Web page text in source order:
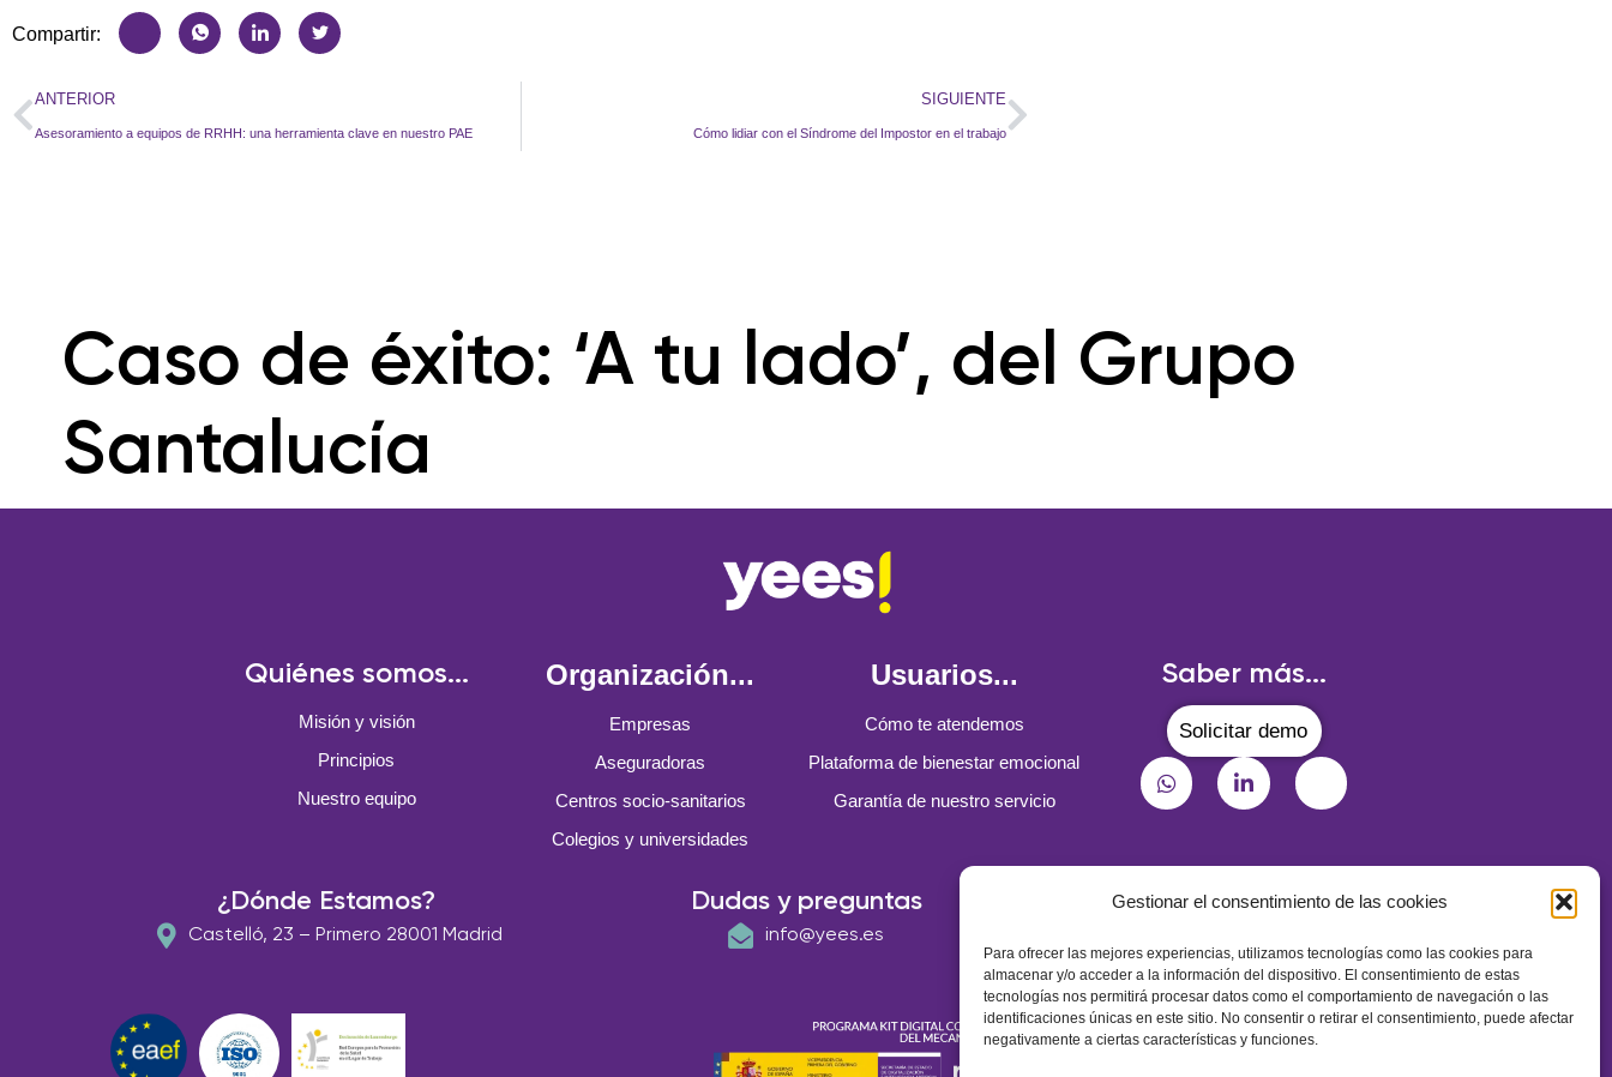
Gestionar el consentimiento de las cookies
Para ofrecer las mejores experiencias, utilizamos tecnologías como las cookies para
almacenar y/o acceder a la información del dispositivo. El consentimiento de estas
tecnologías nos permitirá procesar datos como el comportamiento de navegación o las
identificaciones únicas en este sitio. No consentir o retirar el consentimiento, puede afectar
negativamente a ciertas características y funciones.
Compartir:
ANTERIOR
Asesoramiento a equipos de RRHH: una herramienta clave en nuestro PAE
SIGUIENTE
Cómo lidiar con el Síndrome del Impostor en el trabajo
Caso de éxito: ‘A tu lado’, del Grupo
Santalucía
Quiénes somos...
Misión y visión
Principios
Nuestro equipo
Organización...
Empresas
Aseguradoras
Centros socio-sanitarios
Colegios y universidades
Usuarios...
Cómo te atendemos
Plataforma de bienestar emocional
Garantía de nuestro servicio
Saber más...
Solicitar demo
¿Dónde Estamos?
Castelló, 23 – Primero 28001 Madrid
Dudas y preguntas
info@yees.es